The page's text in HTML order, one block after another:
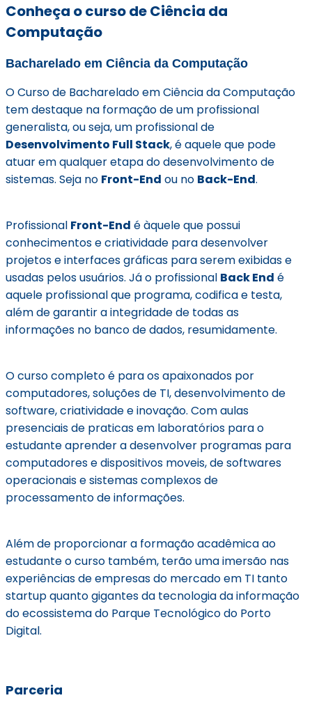
Conheça o curso de Ciência da
Computação
Bacharelado em Ciência da Computação
O Curso de Bacharelado em Ciência da Computação
tem destaque na formação de um profissional
generalista, ou seja, um profissional de
Desenvolvimento Full Stack, é aquele que pode
atuar em qualquer etapa do desenvolvimento de
sistemas. Seja no Front-End ou no Back-End.
Profissional Front-End é àquele que possui
conhecimentos e criatividade para desenvolver
projetos e interfaces gráficas para serem exibidas e
usadas pelos usuários. Já o profissional Back End é
aquele profissional que programa, codifica e testa,
além de garantir a integridade de todas as
informações no banco de dados, resumidamente.
O curso completo é para os apaixonados por
computadores, soluções de TI, desenvolvimento de
software, criatividade e inovação. Com aulas
presenciais de praticas em laboratórios para o
estudante aprender a desenvolver programas para
computadores e dispositivos moveis, de softwares
operacionais e sistemas complexos de
processamento de informações.
Além de proporcionar a formação acadêmica ao
estudante o curso também, terão uma imersão nas
experiências de empresas do mercado em TI tanto
startup quanto gigantes da tecnologia da informação
do ecossistema do Parque Tecnológico do Porto
Digital.
Parceria